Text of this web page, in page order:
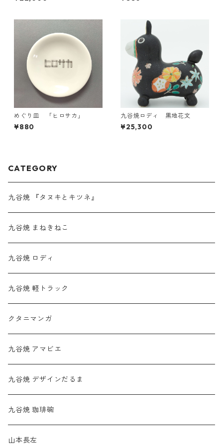
めぐり皿 「ヒロサカ」
¥880
九谷焼ロディ 黒地花文
¥25,300
CATEGORY
九谷焼 『タヌキとキツネ』
九谷焼 まねきねこ
九谷焼 ロディ
九谷焼 軽トラック
クタニマンガ
九谷焼 アマビエ
九谷焼 デザインだるま
九谷焼 珈琲碗
山本長左